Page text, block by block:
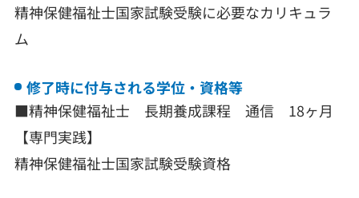
精神保健福祉士国家試験受験に必要なカリキュラ
ム
修了時に付与される学位・資格等
■精神保健福祉士 長期養成課程 通信 18ヶ月
【専門実践】
精神保健福祉士国家試験受験資格